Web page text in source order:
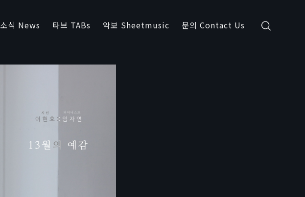
소식 News 타브 TABs 악보 Sheetmusic 문의 Contact Us